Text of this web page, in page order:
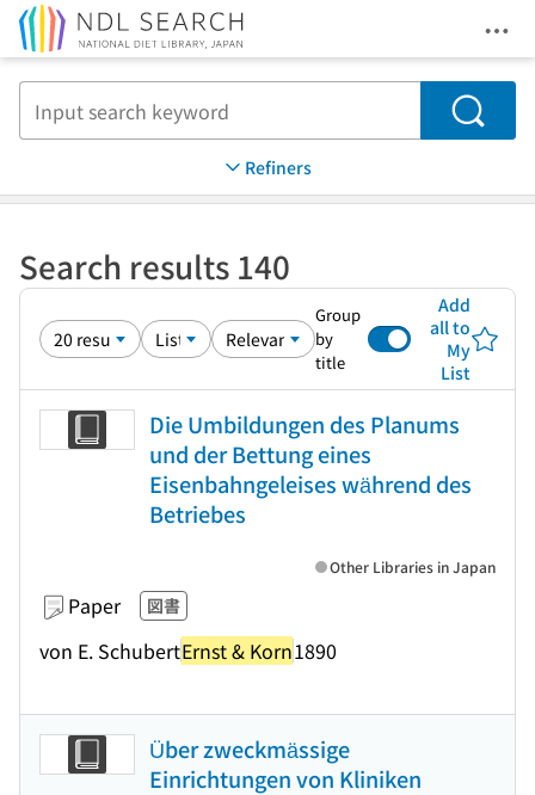
Search
Refiners
Search results 140
Group
by
title
Add
all to
My
List
Die Umbildungen des Planums
und der Bettung eines
Eisenbahngeleises während des
Betriebes
Paper 図書
von E. SchubertErnst & Korn1890
Other Libraries in Japan
Über zweckmässige
Einrichtungen von Kliniken